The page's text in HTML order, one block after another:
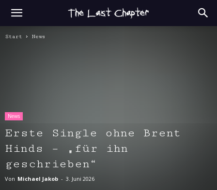
Start News
News
Erste Single ohne Brent
Hinds – „für ihn
geschrieben“
Von Michael Jakob - 3. Juni 2026